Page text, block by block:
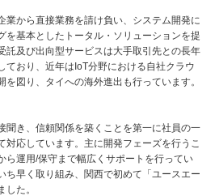
業から直接業務を請け負い、システム開発に
を基本としたトータル・ソリューションを提
託及び出向型サービスは大手取引先との長年
ており、近年はIoT分野における自社クラウ
を図り、タイへの海外進出も行っています。
聞き、信頼関係を築くことを第一に社員の一
対応しています。主に開発フェーズを行うこ
ら運用/保守まで幅広くサポートを行ってい
ち早く取り組み、関西で初めて「ユースエー
した。